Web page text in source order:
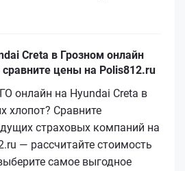
Creta в Грозном онлайн
цены на Polis812.ru
онлайн на Hyundai Creta в
хлопот? Сравните
страховых компаний на
— рассчитайте стоимость
самое выгодное